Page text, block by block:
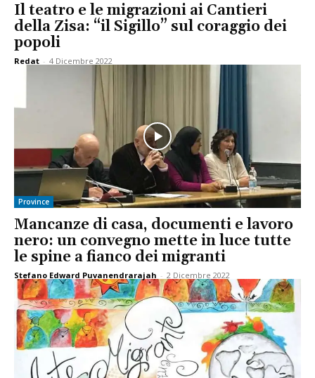
Il teatro e le migrazioni ai Cantieri
della Zisa: “il Sigillo” sul coraggio dei
popoli
Redat - 4 Dicembre 2022
Province
Mancanze di casa, documenti e lavoro
nero: un convegno mette in luce tutte
le spine a fianco dei migranti
Stefano Edward Puvanendrarajah - 2 Dicembre 2022